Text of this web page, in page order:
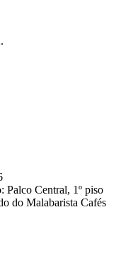
Palco Central, 1º piso
do Malabarista Cafés